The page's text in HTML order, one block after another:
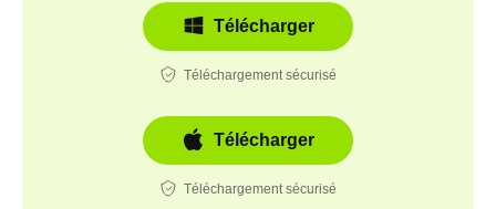
Télécharger
Téléchargement sécurisé
Télécharger
Téléchargement sécurisé